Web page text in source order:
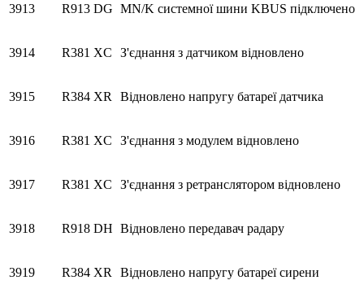
3913 R913 DG MN/K системної шини KBUS підключено
3914 R381 XC З'єднання з датчиком відновлено
3915 R384 XR Відновлено напругу батареї датчика
3916 R381 XC З'єднання з модулем відновлено
3917 R381 XC З'єднання з ретранслятором відновлено
3918 R918 DH Відновлено передавач радару
3919 R384 XR Відновлено напругу батареї сирени